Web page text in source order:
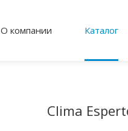
О компании Каталог
Clima